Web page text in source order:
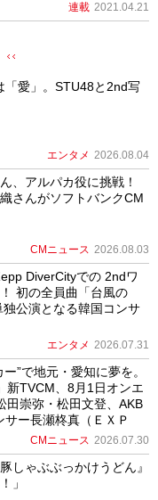
連載 2021.04.21
「愛」。STU48と2nd写
エンタメ 2026.08.04
、アルパカ役に挑戦！
さんがソフトバンクCM
CMニュース 2026.08.03
DiverCityでの 2ndワ
初の全員曲「台風の
公演となる韓国コンサ
エンタメ 2026.07.31
”で地元・愛知に夢を。
新TVCM、8月1日オンエ
崇弥・松田文登、AKB
ー長瀬柊真（ＥＸＰ
CMニュース 2026.07.30
しゃぶぶっかけうどん』
」